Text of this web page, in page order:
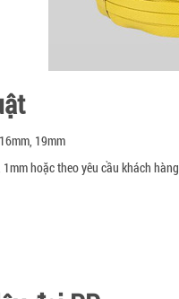
19mm
hoặc theo yêu cầu khách hàng